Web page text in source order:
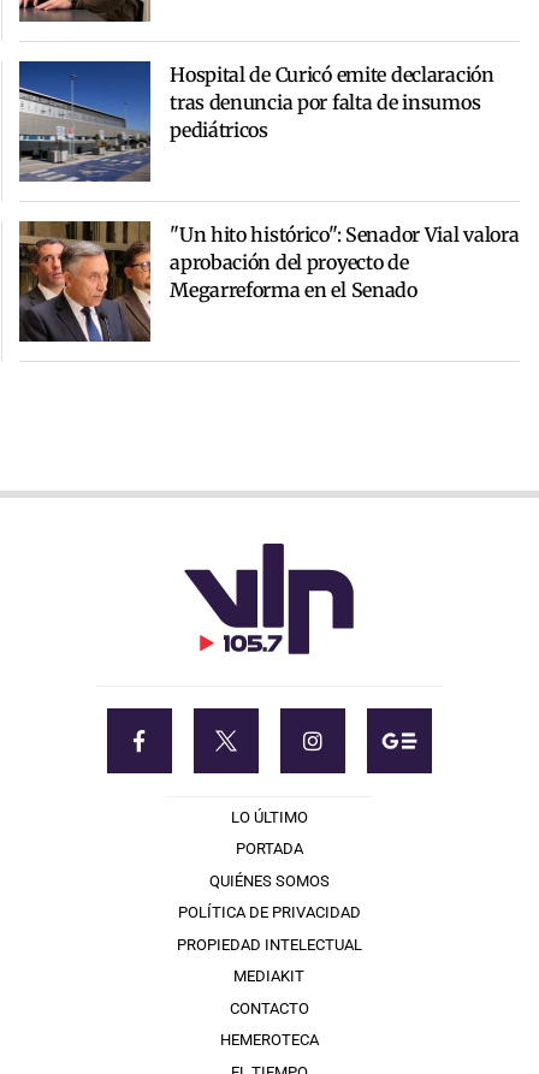
Hospital de Curicó emite declaración
tras denuncia por falta de insumos
pediátricos
"Un hito histórico": Senador Vial valora
aprobación del proyecto de
Megarreforma en el Senado
LO ÚLTIMO
PORTADA
QUIÉNES SOMOS
POLÍTICA DE PRIVACIDAD
PROPIEDAD INTELECTUAL
MEDIAKIT
CONTACTO
HEMEROTECA